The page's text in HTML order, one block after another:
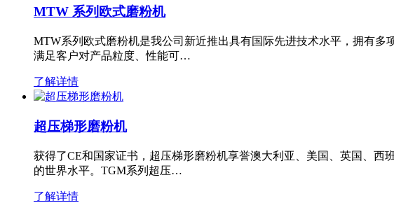
MTW 系列欧式磨粉机
MTW系列欧式磨粉机是我公司新近推出具有国际先进技术水平，拥有
满足客户对产品粒度、性能可…
了解详情
超压梯形磨粉机
获得了CE和国家证书，超压梯形磨粉机享誉澳大利亚、美国、英国、
的世界水平。TGM系列超压…
了解详情